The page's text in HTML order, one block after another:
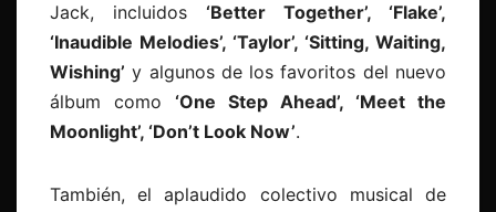
Jack, incluidos ‘Better Together’, ‘Flake’,
‘Inaudible Melodies’, ‘Taylor’, ‘Sitting, Waiting,
Wishing’ y algunos de los favoritos del nuevo
álbum como ‘One Step Ahead’, ‘Meet the
Moonlight’, ‘Don’t Look Now’.
También, el aplaudido colectivo musical de